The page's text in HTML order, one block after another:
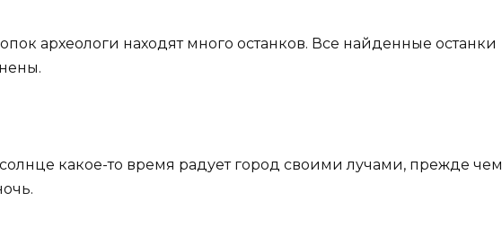
археологи находят много останков. Все найденные останки
какое-то время радует город своими лучами, прежде чем